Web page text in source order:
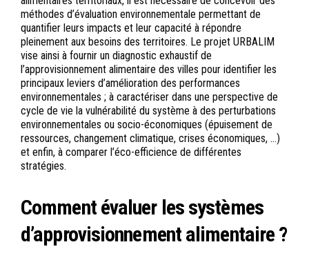
méthodes d’évaluation environnementale permettant de
quantifier leurs impacts et leur capacité à répondre
pleinement aux besoins des territoires. Le projet URBALIM
vise ainsi à fournir un diagnostic exhaustif de
l’approvisionnement alimentaire des villes pour identifier les
principaux leviers d’amélioration des performances
environnementales ; à caractériser dans une perspective de
cycle de vie la vulnérabilité du système à des perturbations
environnementales ou socio-économiques (épuisement de
ressources, changement climatique, crises économiques, …)
et enfin, à comparer l’éco-efficience de différentes
stratégies.
Comment évaluer les systèmes
d’approvisionnement alimentaire ?